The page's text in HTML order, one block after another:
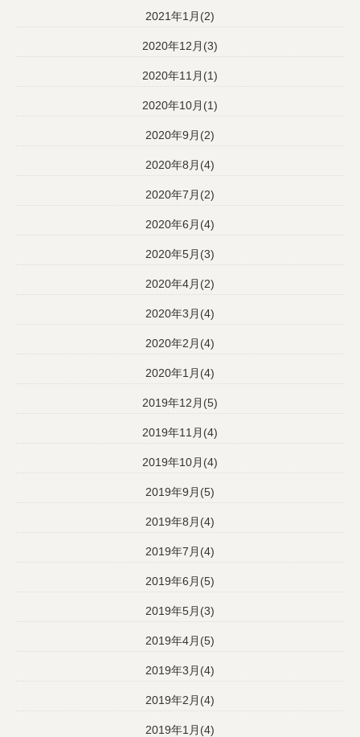
2021年1月(2)
2020年12月(3)
2020年11月(1)
2020年10月(1)
2020年9月(2)
2020年8月(4)
2020年7月(2)
2020年6月(4)
2020年5月(3)
2020年4月(2)
2020年3月(4)
2020年2月(4)
2020年1月(4)
2019年12月(5)
2019年11月(4)
2019年10月(4)
2019年9月(5)
2019年8月(4)
2019年7月(4)
2019年6月(5)
2019年5月(3)
2019年4月(5)
2019年3月(4)
2019年2月(4)
2019年1月(4)